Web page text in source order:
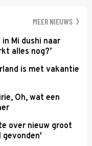
MEER NIEUWS
Mi dushi naar
alles nog?’
is met vakantie
Oh, wat een
over nieuw groot
gevonden'